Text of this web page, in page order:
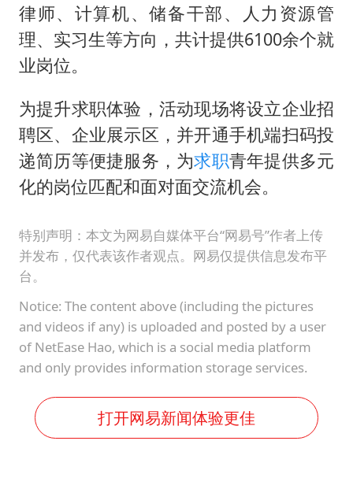
律师、计算机、储备干部、人力资源管
理、实习生等方向，共计提供6100余个就
业岗位。
为提升求职体验，活动现场将设立企业招
聘区、企业展示区，并开通手机端扫码投
递简历等便捷服务，为求职青年提供多元
化的岗位匹配和面对面交流机会。
特别声明：本文为网易自媒体平台“网易号”作者上传
并发布，仅代表该作者观点。网易仅提供信息发布平
台。
Notice: The content above (including the pictures
and videos if any) is uploaded and posted by a user
of NetEase Hao, which is a social media platform
and only provides information storage services.
打开网易新闻体验更佳